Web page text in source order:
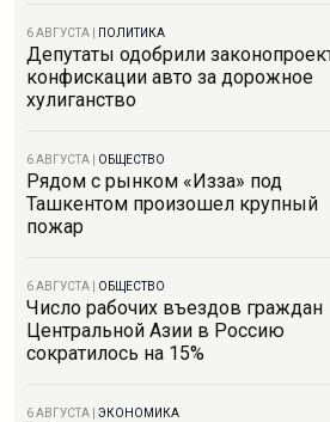
6 АВГУСТА ПОЛИТИКА
Депутаты одобрили
конфискации авто за дорожное
хулиганство
6 АВГУСТА ОБЩЕСТВО
Рядом с рынком «Изза» под
Ташкентом произошел крупный
пожар
6 АВГУСТА ОБЩЕСТВО
Число рабочих въездов граждан
Центральной Азии в Россию
сократилось на 15%
6 АВГУСТА ЭКОНОМИКА